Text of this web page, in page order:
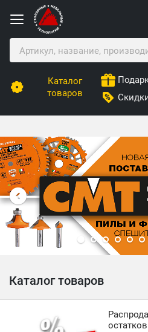
Каталог
товаров
Столярные Мебельные
Каталог товаров
остатков